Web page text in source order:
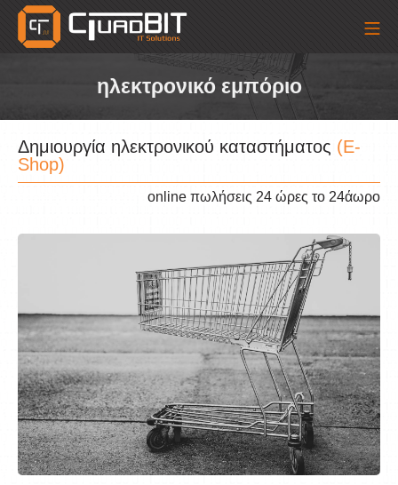
Skip
contentquadBIT – Τάσος Γ.
ηλεκτρονικό εμπόριο
Δημιουργία ηλεκτρονικού καταστήματος (E-
Shop)
online πωλήσεις 24 ώρες το 24άωρο